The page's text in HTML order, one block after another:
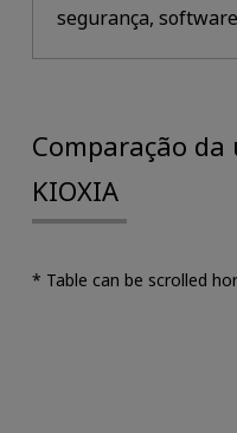
segurança,
Comparação da
KIOXIA
* Table can be scrolled